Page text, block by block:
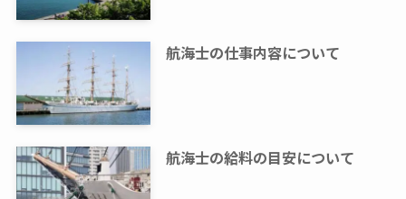
航海士の仕事内容について
航海士の給料の目安について